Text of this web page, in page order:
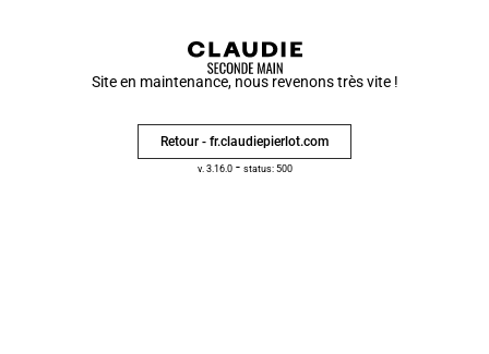
Site en maintenance, nous revenons très vite !
Retour - fr.claudiepierlot.com
v. 3.16.0- status: 500